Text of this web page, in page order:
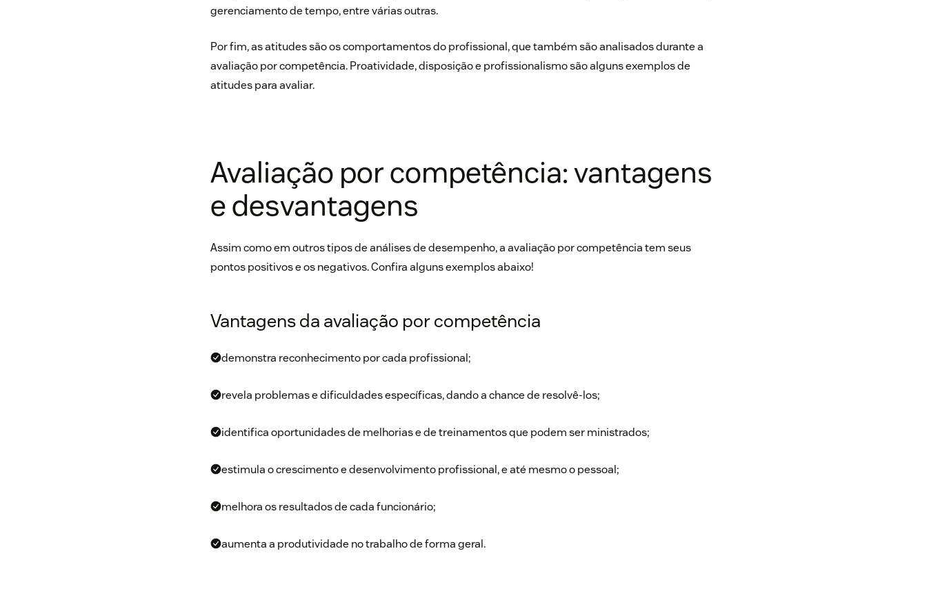
gerenciamento de tempo, entre várias outras.
Por fim, as atitudes são os comportamentos do profissional, que também são analisados durante a
avaliação por competência. Proatividade, disposição e profissionalismo são alguns exemplos de
atitudes para avaliar.
Avaliação por competência: vantagens
e desvantagens
Assim como em outros tipos de análises de desempenho, a avaliação por competência tem seus
pontos positivos e os negativos. Confira alguns exemplos abaixo!
Vantagens da avaliação por competência
demonstra reconhecimento por cada profissional;
revela problemas e dificuldades específicas, dando a chance de resolvê-los;
identifica oportunidades de melhorias e de treinamentos que podem ser ministrados;
estimula o crescimento e desenvolvimento profissional, e até mesmo o pessoal;
melhora os resultados de cada funcionário;
aumenta a produtividade no trabalhode forma geral.